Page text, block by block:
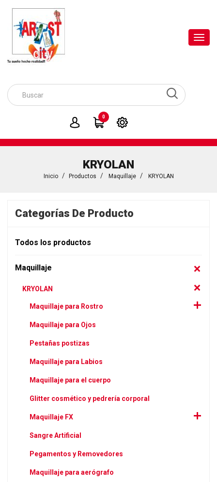
0
KRYOLAN
Inicio Productos Maquillaje KRYOLAN
Categorías De Producto
Todos los productos
Maquillaje
KRYOLAN
Maquillaje para Rostro
Maquillaje para Ojos
Pestañas postizas
Maquillaje para Labios
Maquillaje para el cuerpo
Glitter cosmético y pedrería corporal
Maquillaje FX
Sangre Artificial
Pegamentos y Removedores
Maquillaje para aerógrafo